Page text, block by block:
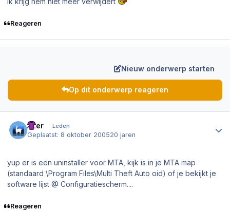
Reageren
Nieuw onderwerp starten
Op dit onderwerp reageren
Azer Leden
Geplaatst: 8 oktober 200520 jaren
yup er is een uninstaller voor MTA, kijk is in je MTA map
(standaard \Program Files\Multi Theft Auto oid) of je bekijkt je
software lijst @ Configuratiescherm....
Reageren